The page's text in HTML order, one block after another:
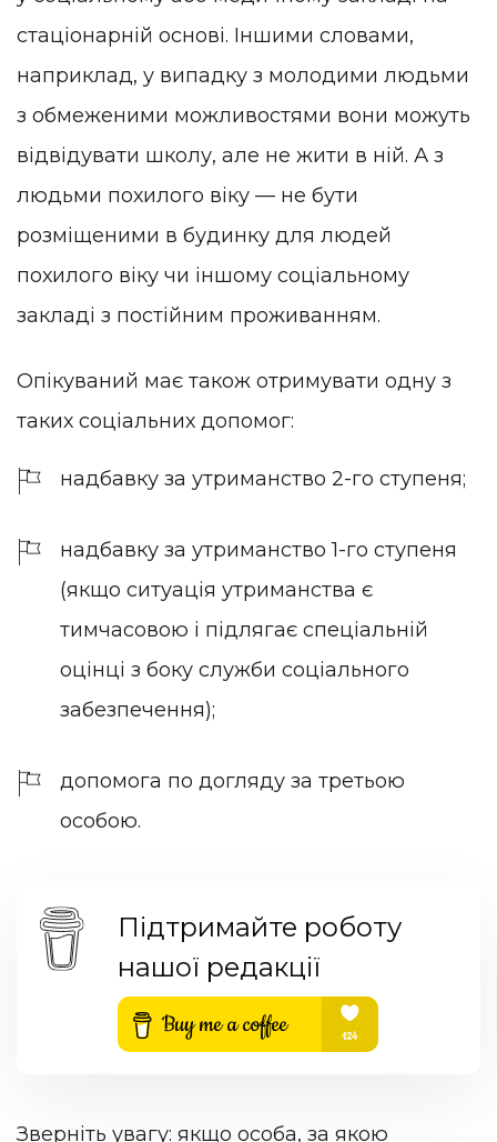
стаціонарній основі. Іншими словами,
наприклад, у випадку з молодими людьми
з обмеженими можливостями вони можуть
відвідувати школу, але не жити в ній. А з
людьми похилого віку — не бути
розміщеними в будинку для людей
похилого віку чи іншому соціальному
закладі з постійним проживанням.
Опікуваний має також отримувати одну з
таких соціальних допомог:
надбавку за утриманство 2-го ступеня;
надбавку за утриманство 1-го ступеня
(якщо ситуація утриманства є
тимчасовою і підлягає спеціальній
оцінці з боку служби соціального
забезпечення);
допомога по догляду за третьою
особою.
Підтримайте роботу
нашої редакції
Зверніть увагу: якщо особа, за якою